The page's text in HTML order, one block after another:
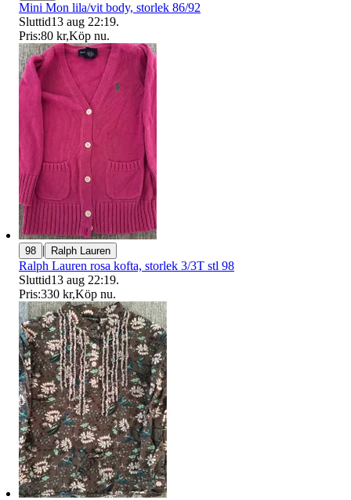
Mini Mon lila/vit body, storlek 86/92
Sluttid13 aug 22:19.
Pris:80 kr,Köp nu.
98 | Ralph Lauren
Ralph Lauren rosa kofta, storlek 3/3T stl 98
Sluttid13 aug 22:19.
Pris:330 kr,Köp nu.